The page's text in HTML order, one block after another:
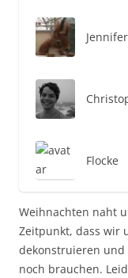
Jennifer
Flocke
Weihnachten naht
Zeitpunkt, dass wir
dekonstruieren und
noch brauchen.